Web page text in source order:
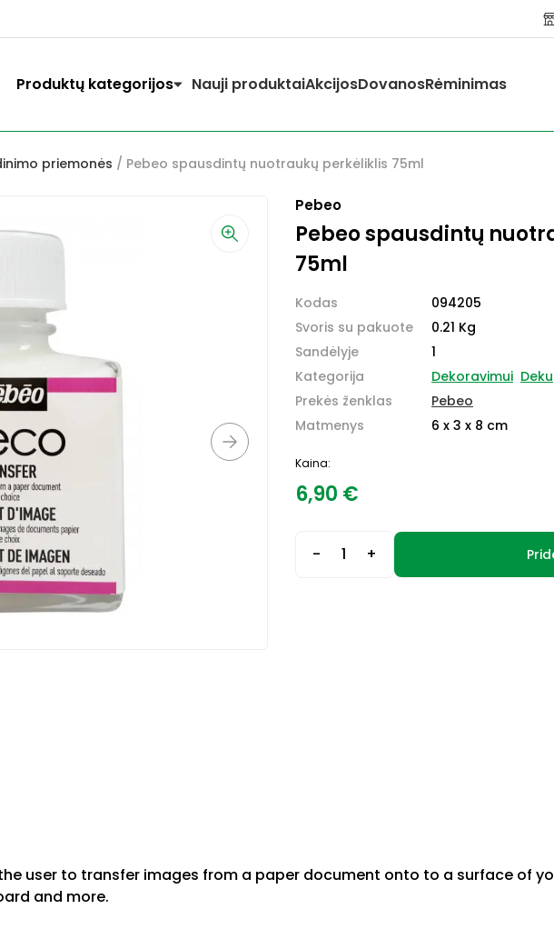
Produktų kategorijos Nauji produktaiAkcijosDovanosRėminimas
priemonės / Pebeo spausdintų nuotraukų perkėliklis 75ml
Pebeo
Pebeo spausdintų
75ml
Kodas
Svoris su pakuote
Sandėlyje
Kategorija
Prekės ženklas
Matmenys
094205
0.21 Kg
1
Dekoravimui
Pebeo
6 x 3 x 8 cm
Kaina:
6,90 €
- +
user to transfer images from a paper document onto to a surface of
and more.